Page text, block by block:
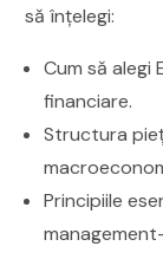
să înțelegi:
Cum să alegi
financiare.
Structura
Principiile